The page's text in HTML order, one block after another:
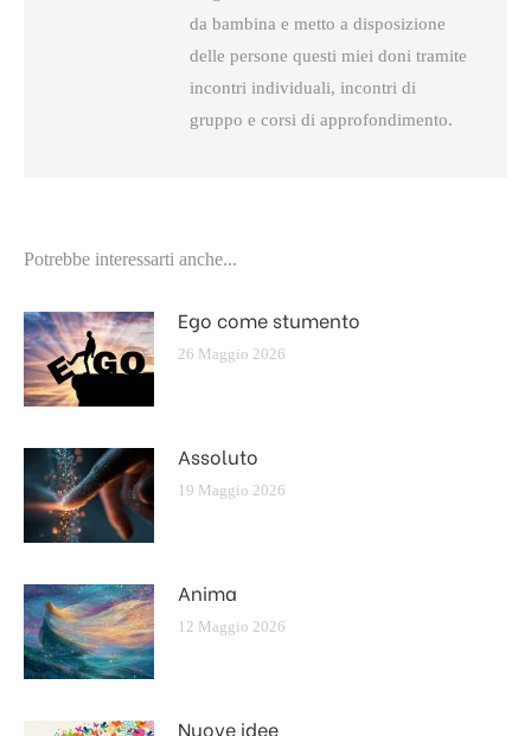
da bambina e metto a disposizione
delle persone questi miei doni tramite
incontri individuali, incontri di
gruppo e corsi di approfondimento.
Potrebbe interessarti anche...
Ego come stumento
26 Maggio 2026
Assoluto
19 Maggio 2026
Anima
12 Maggio 2026
Nuove idee